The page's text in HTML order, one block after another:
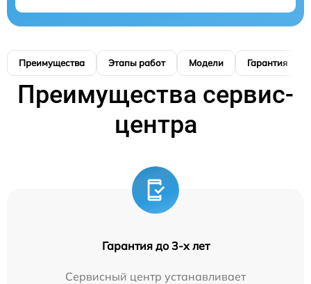
Преимущества Этапы работ Модели Гарантия
Преимущества сервис-
центра
Гарантия до 3-х лет
Сервисный центр устанавливает